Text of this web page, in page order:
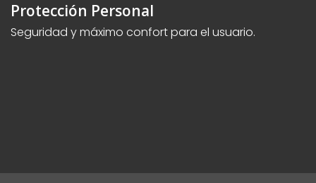
Protección Personal
Seguridad y máximo confort para el usuario.